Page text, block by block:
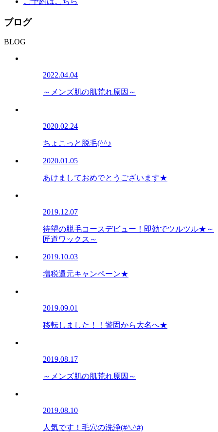
ブログ
BLOG
2022.04.04
～メンズ肌の肌荒れ原因～
2020.02.24
ちょこっと脱毛(^^♪
2020.01.05
あけましておめでとうございます★
2019.12.07
待望の脱毛コースデビュー！即効でツルツル★～
匠道ワックス～
2019.10.03
増税還元キャンペーン★
2019.09.01
移転しました！！警固から大名へ★
2019.08.17
～メンズ肌の肌荒れ原因～
2019.08.10
人気です！毛穴の洗浄(#^.^#)